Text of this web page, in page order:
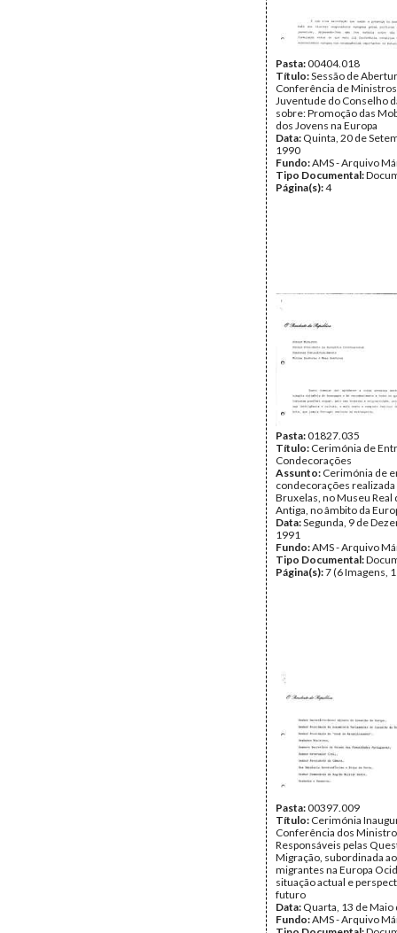
Pasta:00404.018
Título:Sessão de
Conferência de
Juventude do Conselho
sobre: Promoção das
dos Jovens na Europa
Data: Quinta, 20 de
1990
Fundo:AMS - Arquivo
Tipo Documental:
Página(s):4
Pasta:01827.035
Título: Cerimónia de
Condecorações
Assunto: Cerimónia de
condecorações
Bruxelas, no Museu Real
Antiga, no âmbito da
Data:Segunda, 9 de
1991
Fundo:AMS - Arquivo
Tipo Documental:
Página(s):7 (6 Imagens,
Pasta:00397.009
Título: Cerimónia
Conferência dos
Responsáveis pelas
Migração, subordinada
migrantes na Europa
situação actual e
futuro
Data: Quarta, 13 de Maio
Fundo:AMS - Arquivo